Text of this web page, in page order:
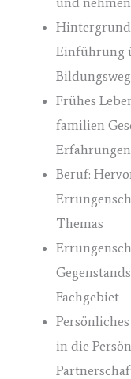
Einführung
Frühes
familien
Erfahrungen
Beruf:
Themas
Fachgebiet
in die